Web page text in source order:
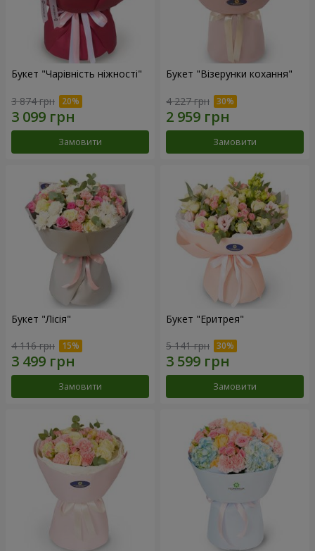
Букет "Чарівність ніжності"
3 874 грн
Замовити
Букет "Візерунки кохання"
4 227 грн
Замовити
Букет "Лісія"
4 116 грн
Замовити
Букет "Еритрея"
5 141 грн
Замовити